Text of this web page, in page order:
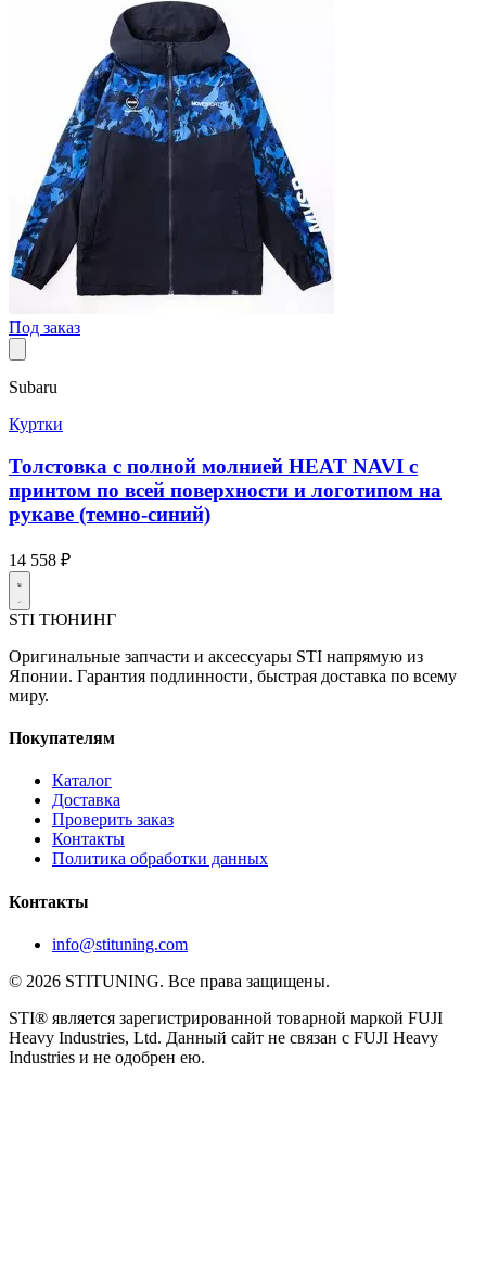
Под заказ
Subaru
Куртки
Толстовка с полной молнией HEAT NAVI с
принтом по всей поверхности и логотипом на
рукаве (темно-синий)
14 558 ₽
STI ТЮНИНГ
Оригинальные запчасти и аксессуары STI напрямую из
Японии. Гарантия подлинности, быстрая доставка по всему
миру.
Покупателям
Каталог
Доставка
Проверить заказ
Контакты
Политика обработки данных
Контакты
info@stituning.com
© 2026 STITUNING. Все права защищены.
STI® является зарегистрированной товарной маркой FUJI
Heavy Industries, Ltd. Данный сайт не связан с FUJI Heavy
Industries и не одобрен ею.